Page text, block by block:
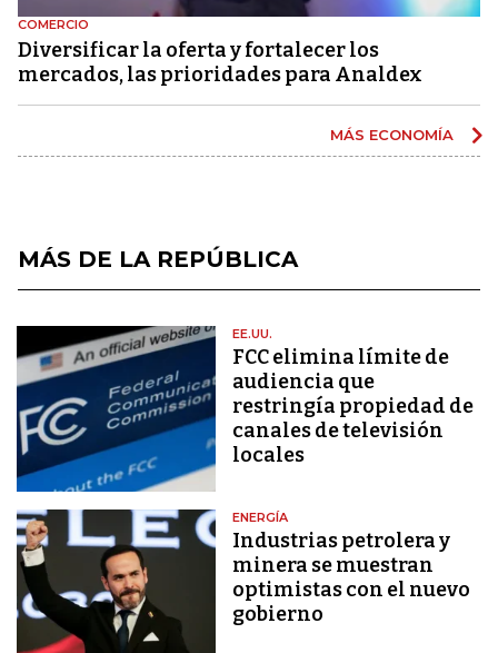
COMERCIO
Diversificar la oferta y fortalecer los
mercados, las prioridades para Analdex
MÁS ECONOMÍA
MÁS DE LA REPÚBLICA
EE.UU.
FCC elimina límite de
audiencia que
restringía propiedad de
canales de televisión
locales
ENERGÍA
Industrias petrolera y
minera se muestran
optimistas con el nuevo
gobierno